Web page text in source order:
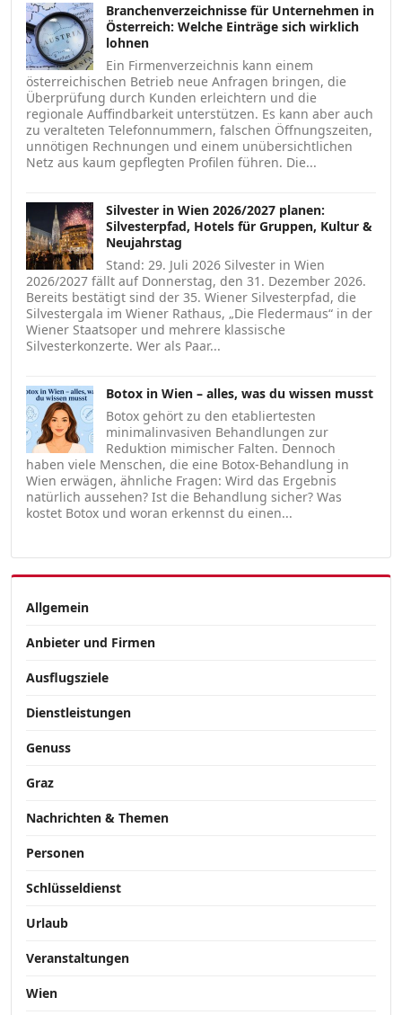
Branchenverzeichnisse für Unternehmen in
Österreich: Welche Einträge sich wirklich
lohnen
Ein Firmenverzeichnis kann einem
österreichischen Betrieb neue Anfragen bringen, die
Überprüfung durch Kunden erleichtern und die
regionale Auffindbarkeit unterstützen. Es kann aber auch
zu veralteten Telefonnummern, falschen Öffnungszeiten,
unnötigen Rechnungen und einem unübersichtlichen
Netz aus kaum gepflegten Profilen führen. Die...
Silvester in Wien 2026/2027 planen:
Silvesterpfad, Hotels für Gruppen, Kultur &
Neujahrstag
Stand: 29. Juli 2026 Silvester in Wien
2026/2027 fällt auf Donnerstag, den 31. Dezember 2026.
Bereits bestätigt sind der 35. Wiener Silvesterpfad, die
Silvestergala im Wiener Rathaus, „Die Fledermaus“ in der
Wiener Staatsoper und mehrere klassische
Silvesterkonzerte. Wer als Paar...
Botox in Wien – alles, was du wissen musst
Botox gehört zu den etabliertesten
minimalinvasiven Behandlungen zur
Reduktion mimischer Falten. Dennoch
haben viele Menschen, die eine Botox-Behandlung in
Wien erwägen, ähnliche Fragen: Wird das Ergebnis
natürlich aussehen? Ist die Behandlung sicher? Was
kostet Botox und woran erkennst du einen...
Allgemein
Anbieter und Firmen
Ausflugsziele
Dienstleistungen
Genuss
Graz
Nachrichten & Themen
Personen
Schlüsseldienst
Urlaub
Veranstaltungen
Wien